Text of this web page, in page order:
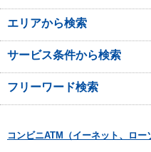
エリアから検索
サービス条件から検索
フリーワード検索
コンビニATM（イーネット、ロー